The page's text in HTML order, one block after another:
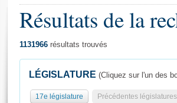
Général
Résultats de la
1131966 résultats trouvés
LÉGISLATURE (Cliquez sur l'un des
17e législature Précédentes